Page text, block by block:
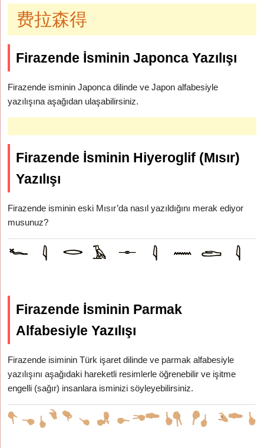
费拉森得
Firazende İsminin Japonca Yazılışı
Firazende isminin Japonca dilinde ve Japon alfabesiyle
yazılışına aşağıdan ulaşabilirsiniz.
Firazende İsminin Hiyeroglif (Mısır)
Yazılışı
Firazende isminin eski Mısır’da nasıl yazıldığını merak ediyor
musunuz?
Firazende İsminin Parmak
Alfabesiyle Yazılışı
Firazende isiminin Türk işaret dilinde ve parmak alfabesiyle
yazılışını aşağıdaki hareketli resimlerle öğrenebilir ve işitme
engelli (sağır) insanlara isminizi söyleyebilirsiniz.